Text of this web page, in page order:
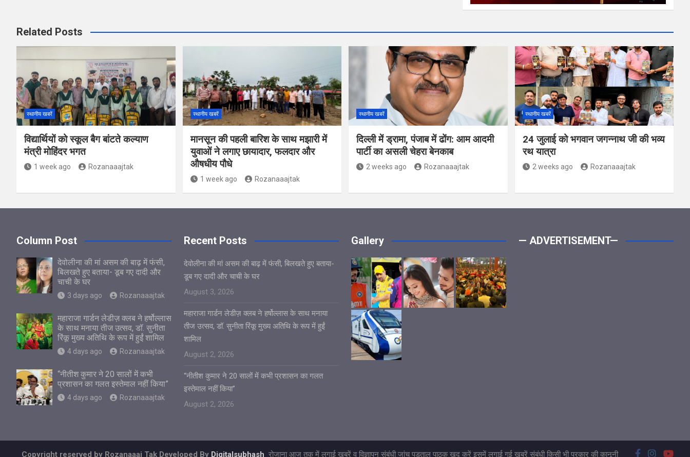
Related Posts
स्थानीय खबरें
विद्यार्थियों को स्कूल बैग बांटते कल्याण
मंत्री मोहिंदर भगत
1 week ago Rozanaaajtak
स्थानीय खबरें
मानसून की पहली बारिश के साथ मझारी में
युवाओं ने लगाए छायादार, फलदार और
औषधीय पौधे
1 week ago Rozanaaajtak
स्थानीय खबरें
दिल्ली में ड्रामा, पंजाब में ढोंग: आम आदमी
पार्टी का असली चेहरा बेनकाब
2 weeks ago Rozanaaajtak
स्थानीय खबरें
24 जुलाई को भगवान जगन्नाथ जी की भव्य
रथ यात्रा
2 weeks ago Rozanaaajtak
Column Post
देवोलीना की मां असम की बाढ़ में फंसी,
बिलखते हुए बताया- डूब गए दादी और
चाची के घर
3 days ago Rozanaaajtak
महाराजा गार्डन लेडीज़ क्लब ने हर्षोल्लास
के साथ मनाया तीज उत्सव, डॉ. सुनीता
रिंकू मुख्य अतिथि के रूप में हुईं शामिल
4 days ago Rozanaaajtak
“नीतीश कुमार ने 20 सालों में कभी
प्रशासन का गलत इस्तेमाल नहीं किया”
4 days ago Rozanaaajtak
Recent Posts
देवोलीना की मां असम की बाढ़ में फंसी, बिलखते हुए बताया-
डूब गए दादी और चाची के घर
August 3, 2026
महाराजा गार्डन लेडीज़ क्लब ने हर्षोल्लास के साथ मनाया
तीज उत्सव, डॉ. सुनीता रिंकू मुख्य अतिथि के रूप में हुईं
शामिल
August 2, 2026
“नीतीश कुमार ने 20 सालों में कभी प्रशासन का गलत
इस्तेमाल नहीं किया”
August 2, 2026
Gallery — ADVERTISEMENT—
Copyright reserved by Rozanaaaj Tak Developed By Digitalsubhash रोजाना आज तक में लगाई खबरें व विज्ञापन संबंधी जांच पड़ताल पाठक खुद करें इसमें लगाई गई खबरें संबंधी किसी भी प्रकार की कानूनी